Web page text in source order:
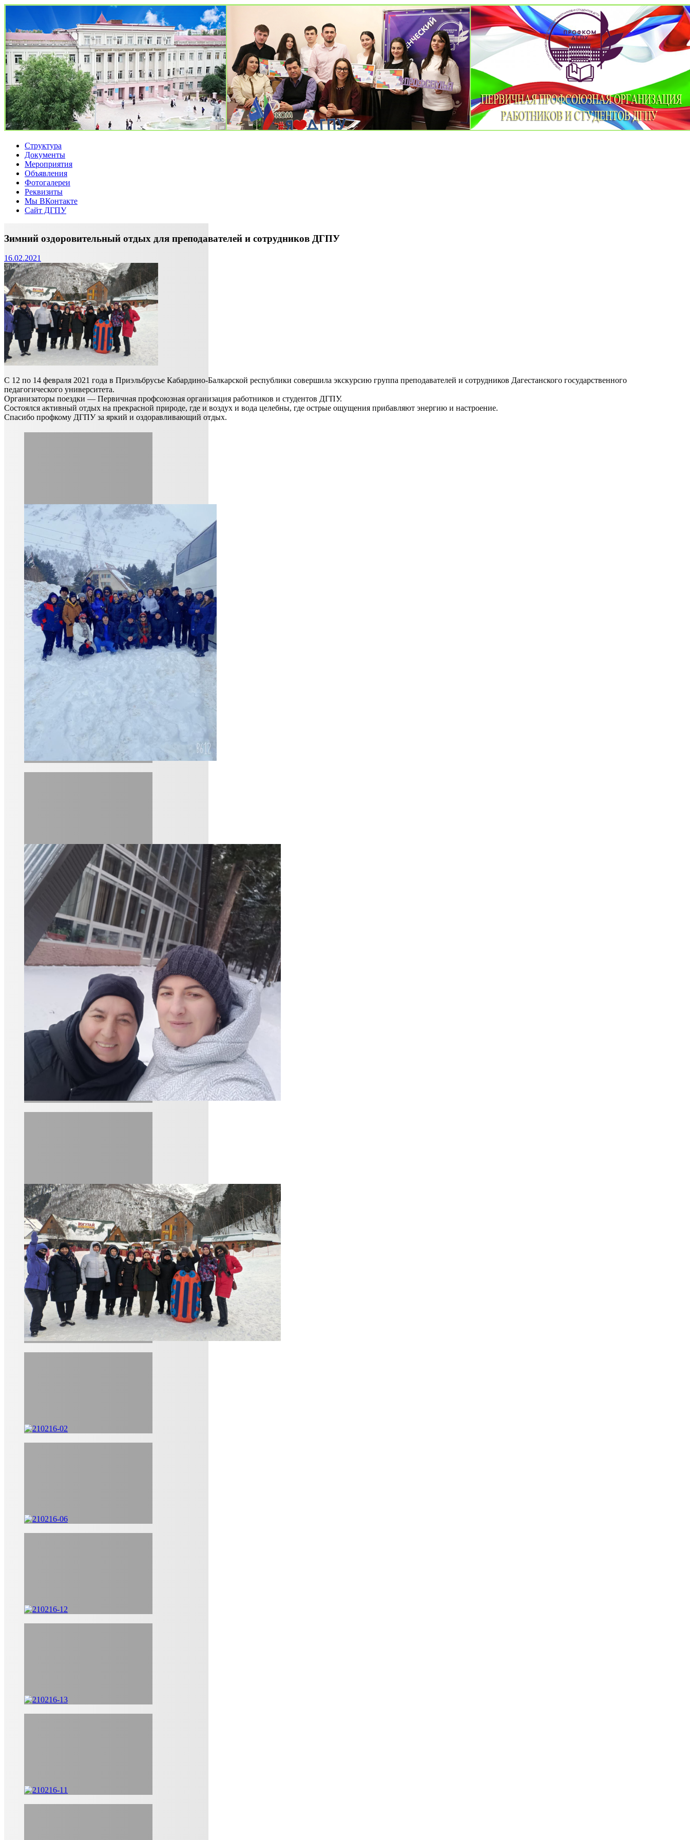
Перейти
содержимому
Профком ДГПУ
Официальный сайт профсоюзной организации
Структура
Документы
Мероприятия
Объявления
Фотогалереи
Реквизиты
Мы ВКонтакте
Сайт ДГПУ
Зимний оздоровительный отдых для преподавателей и сотрудников ДГПУ
16.02.2021
С 12 по 14 февраля 2021 года в Приэльбрусье Кабардино-Балкарской республики совершила экскурсию группа преподавателей и сотрудников Дагестанского государственного
педагогического университета.
Организаторы поездки — Первичная профсоюзная организация работников и студентов ДГПУ.
Состоялся активный отдых на прекрасной природе, где и воздух и вода целебны, где острые ощущения прибавляют энергию и настроение.
Спасибо профкому ДГПУ за яркий и оздоравливающий отдых.